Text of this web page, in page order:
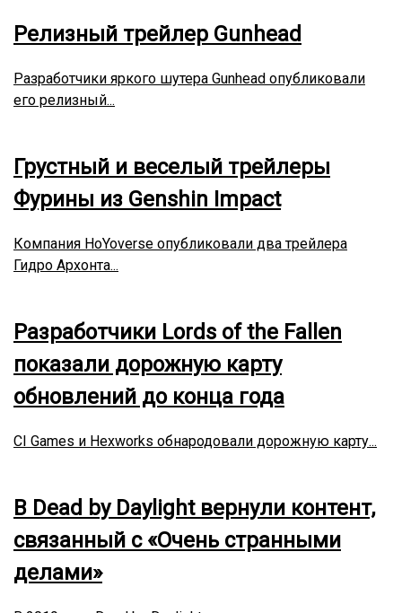
Релизный трейлер Gunhead
Разработчики яркого шутера Gunhead опубликовали
его релизный...
Грустный и веселый трейлеры
Фурины из Genshin Impact
Компания HoYoverse опубликовали два трейлера
Гидро Архонта...
Разработчики Lords of the Fallen
показали дорожную карту
обновлений до конца года
CI Games и Hexworks обнародовали дорожную карту...
В Dead by Daylight вернули контент,
связанный с «Очень странными
делами»